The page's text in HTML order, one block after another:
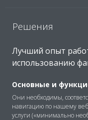
Решения
Помощь
Продукты
Лучший опыт
использованию
Основные и
Они необходимы,
навигацию по нашему
услуги («минимально